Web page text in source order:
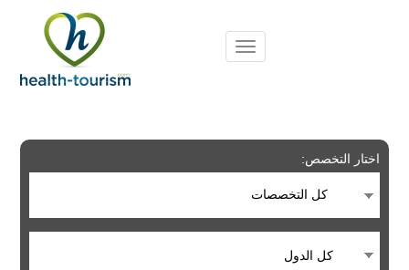
includes
system.
اختار التخصص:
كل التخصصات
كل الدول